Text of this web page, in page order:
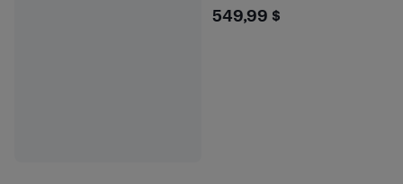
$549.99
549,99 $